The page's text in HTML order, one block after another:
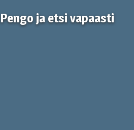
Pengo ja etsi vapaasti